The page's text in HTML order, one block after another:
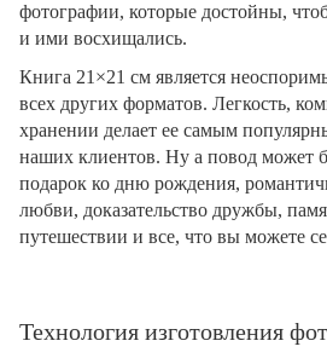
фотографии, которые достойны,
и ими восхищались.
Книга 21×21 см является
всех других форматов. Легкость,
хранении делает ее самым
наших клиентов. Ну а повод может
подарок ко дню рождения,
любви, доказательство дружбы,
путешествии и все, что вы можете
Технология изготовления